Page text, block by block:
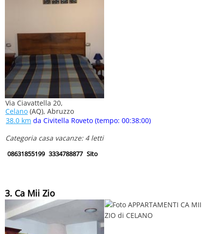
Via Ciavattella 20,
Celano (AQ), Abruzzo
38.0 km da Civitella Roveto (tempo: 00:38:00)
Categoria casa vacanze: 4 letti
08631855199 3334788877 Sito
3. Ca Mii Zio